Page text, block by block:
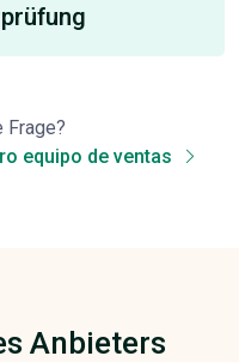
Frage?
equipo de ventas
Anbieters